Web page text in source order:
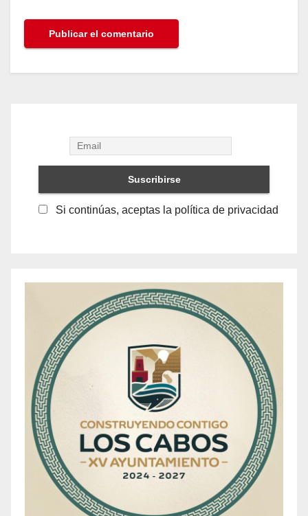
Si continúas, aceptas la política de privacidad